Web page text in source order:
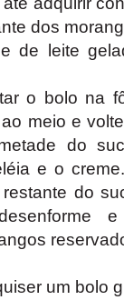
dos
de leite
o bolo na
meio e
do
e o
do
um bolo